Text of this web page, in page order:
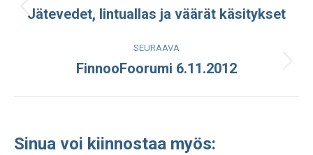
navigation
Edellinen
Jätevedet, lintuallas ja väärät käsitykset
SEURAAVA
Seuraava
FinnooFoorumi 6.11.2012
Sinua voi kiinnostaa myös: